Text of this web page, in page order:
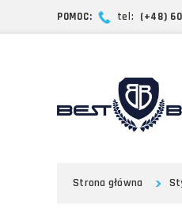
POMOC: tel: (+48)
Strona główna